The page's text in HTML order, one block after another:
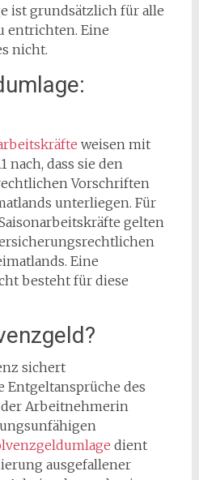
ist grundsätzlich für alle
entrichten. Eine
nicht.
weisen mit
nach, dass sie den
Vorschriften
unterliegen. Für
gelten
Eine
besteht für diese
sichert
Entgeltansprüche des
Arbeitnehmerin
dient
ausgefallener